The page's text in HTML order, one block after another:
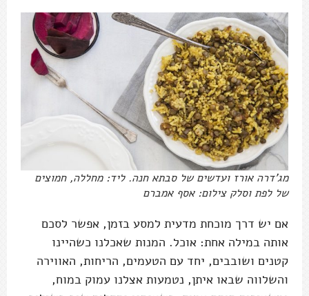
מג'דרה אורז ועדשים של סבתא חנה. ליד: מחללה, חמוצים
של לפת וסלק צילום: אסף אמברם
אם יש דרך מוכחת מדעית למסע בזמן, אפשר לסכם
אותה במילה אחת: אוכל. המנות שאכלנו כשהיינו
קטנים ושובבים, יחד עם הטעמים, הריחות, האווירה
והשלווה שבאו איתן, נטמעות אצלנו עמוק במוח,